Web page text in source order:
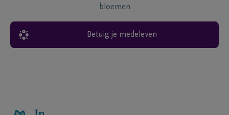
bloemen
Betuig je medeleven